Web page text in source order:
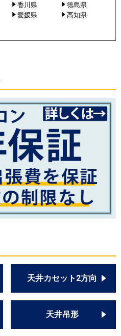
香川県
徳島県
愛媛県
高知県
天井カセット2方向
天井吊形